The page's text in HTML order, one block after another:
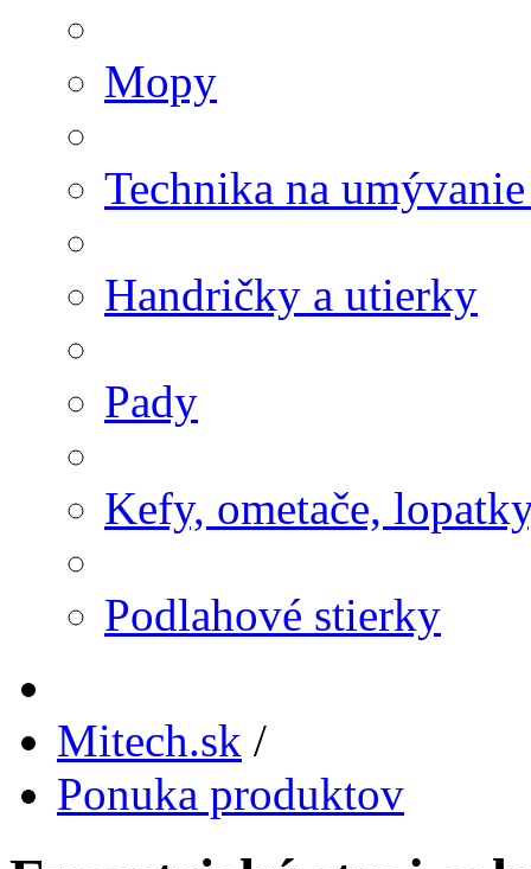
Mopy
Technika na
Handričky a utierky
Pady
Kefy, ometače,
Podlahové stierky
Mitech.sk /
Ponuka produktov